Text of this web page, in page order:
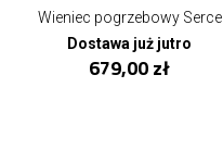
Wieniec pogrzebowy Serce
Dostawa już jutro
679,00 zł